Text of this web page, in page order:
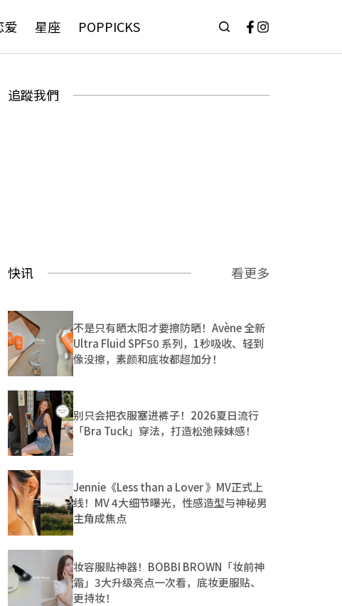
爱 星座 POPPICKS
追蹤我們
快讯 看更多
不是只有晒太阳才要擦防晒！Avène 全新
Ultra Fluid SPF50 系列，1秒吸收、轻到
像没擦，素颜和底妆都超加分！
别只会把衣服塞进裤子！2026夏日流行
「Bra Tuck」穿法，打造松弛辣妹感！
Jennie《Less than a Lover 》MV正式上
线！MV 4大细节曝光，性感造型与神秘男
主角成焦点
妆容服贴神器！BOBBI BROWN「妆前神
霜」3大升级亮点一次看，底妆更服贴、
更持妆！